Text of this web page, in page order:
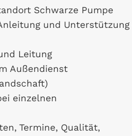
Schwarze Pumpe
und Unterstützung
Leitung
Außendienst
einzelnen
Termine, Qualität,